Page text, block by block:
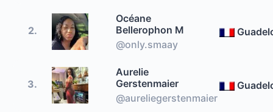
2.
Océane
Bellerophon M
@only.smaay
3.
Aurelie
Gerstenmaier
@aureliegerstenmaier